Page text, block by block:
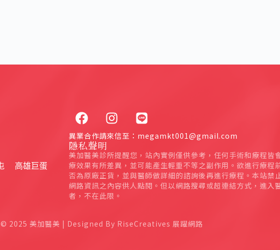
高雄巨蛋
異業合作請來信至：megamkt001@gmail.com
隱私聲明
美加醫美診所提醒您，站內實例僅供參考，任何手術和療程皆
療效果有所差異，並可能產生輕重不等之副作用。欲進行療程
否為原廠正貨，並與醫師做詳細的諮詢後再進行療程。本站禁
網路資訊之內容供人點閱。但以網路搜尋或超連結方式，進入
者，不在此限。
2025 美加醫美 | Designed By RiseCreatives 展躍網路